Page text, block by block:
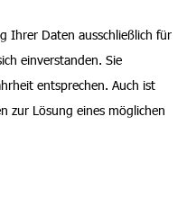
Ihrer Daten ausschließlich für
einverstanden. Sie
entsprechen. Auch ist
zur Lösung eines möglichen